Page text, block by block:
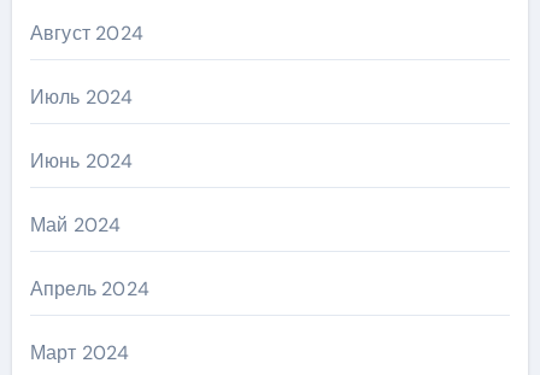
Август 2024
Июль 2024
Июнь 2024
Май 2024
Апрель 2024
Март 2024